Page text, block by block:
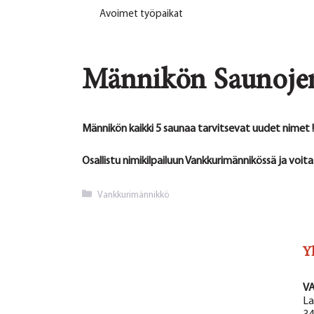
Avoimet työpaikat
Männikön
Männikön kaikki 5 saunaa tarvitsevat uudet nimet !
Osallistu nimikilpailuun Vankkurimännikössä ja
Kategoriat
Vankkurimännikkö